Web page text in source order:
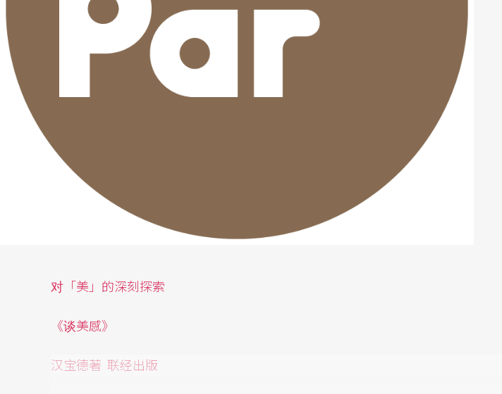
对「美」的深刻探索
《谈美感》
汉宝德著 联经出版